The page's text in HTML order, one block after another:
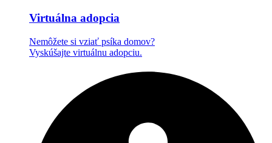
Virtuálna adopcia
Nemôžete si vziať psíka domov?
Vyskúšajte virtuálnu adopciu.